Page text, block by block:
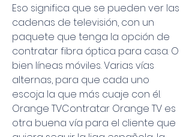
Eso significa que se pueden ver las
cadenas de televisión, con un
paquete que tenga la opción de
contratar fibra óptica para casa. O
bien líneas móviles. Varias vías
alternas, para que cada uno
escoja la que más cuaje con él.
Orange TVContratar Orange TV es
otra buena vía para el cliente que